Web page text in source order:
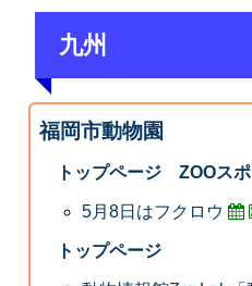
九州
福岡市動物園
トップページ ZOOス
5月8日はフクロウ
トップページ